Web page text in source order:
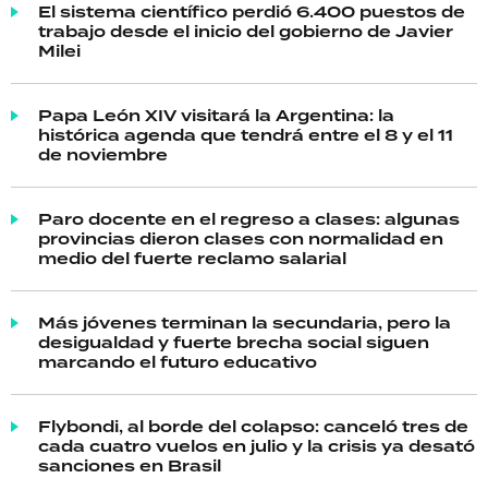
El sistema científico perdió 6.400 puestos de
trabajo desde el inicio del gobierno de Javier
Milei
Papa León XIV visitará la Argentina: la
histórica agenda que tendrá entre el 8 y el 11
de noviembre
Paro docente en el regreso a clases: algunas
provincias dieron clases con normalidad en
medio del fuerte reclamo salarial
Más jóvenes terminan la secundaria, pero la
desigualdad y fuerte brecha social siguen
marcando el futuro educativo
Flybondi, al borde del colapso: canceló tres de
cada cuatro vuelos en julio y la crisis ya desató
sanciones en Brasil